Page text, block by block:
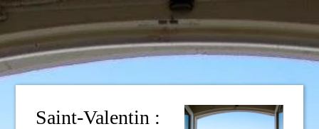
Saint-Valentin :